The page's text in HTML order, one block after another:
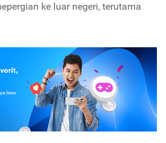
ke luar negeri, terutama